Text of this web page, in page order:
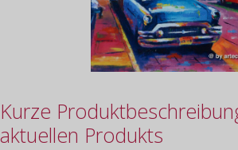
Kurze
aktuellen Produkts